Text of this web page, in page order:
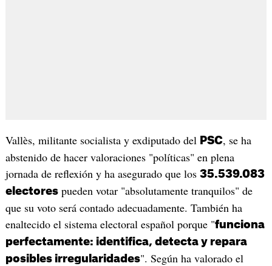
Vallès, militante socialista y exdiputado del PSC, se ha
abstenido de hacer valoraciones "políticas" en plena
jornada de reflexión y ha asegurado que los 35.539.083
electorespueden votar "absolutamente tranquilos" de
que su voto será contado adecuadamente. También ha
enaltecido el sistema electoral español porque "funciona
perfectamente: identifica, detecta y repara
posibles irregularidades". Según ha valorado el